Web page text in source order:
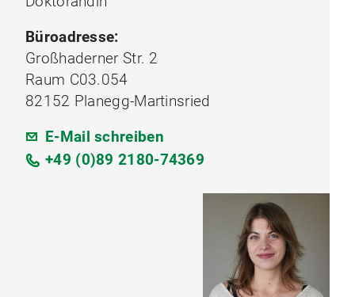
Büroadresse:
Großhaderner Str. 2
Raum C03.054
82152 Planegg-Martinsried
E-Mail schreiben
+49 (0)89 2180-74369